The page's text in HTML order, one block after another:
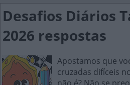
Desafios Diários
2026 respostas
Apostamos que
cruzadas difíceis